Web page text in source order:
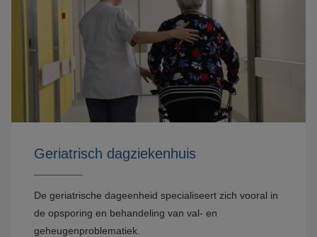
Geriatrisch dagziekenhuis
De geriatrische dageenheid specialiseert zich vooral in
de opsporing en behandeling van val- en
geheugenproblematiek.